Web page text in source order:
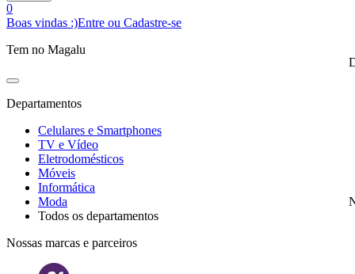
0
Boas vindas :)Entre ou Cadastre-se
Tem no Magalu
Departamentos
Celulares e Smartphones
TV e Vídeo
Eletrodomésticos
Móveis
Informática
Moda
Todos os departamentos
Nossas marcas e parceiros